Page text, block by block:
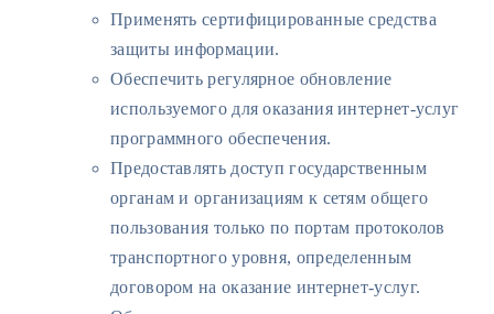
Применять сертифицированные средства
защиты информации.
Обеспечить регулярное обновление
используемого для оказания интернет-услуг
программного обеспечения.
Предоставлять доступ государственным
органам и организациям к сетям общего
пользования только по портам протоколов
транспортного уровня, определенным
договором на оказание интернет-услуг.